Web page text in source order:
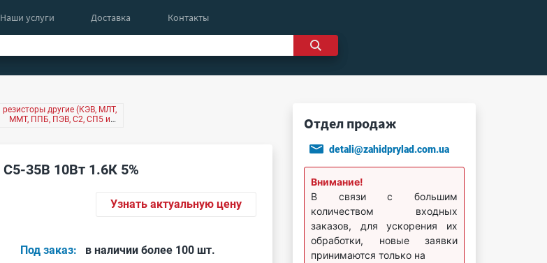
Наши услуги Доставка Контакты
резисторы другие (КЭВ, МЛТ,
ММТ, ППБ, ПЭВ, С2, СП5 и
С5-35В 10Вт 1.6К 5%
Узнать актуальную цену
Под заказ: в наличии более 100 шт.
Отдел продаж
detali@zahidprylad.com.ua
Внимание!
В связи с большим
количеством входных
заказов, для ускорения их
обработки, новые заявки
принимаются только на